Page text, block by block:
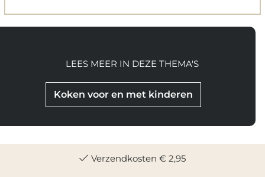
Koken voor en met kinderen
LEES MEER IN DEZE THEMA'S
Verzendkosten € 2,95